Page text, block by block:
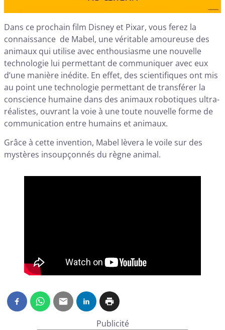
Dans ce prochain film Disney et Pixar, vous ferez la
connaissance de Mabel, une véritable amoureuse des
animaux qui utilise avec enthousiasme une nouvelle
technologie lui permettant de communiquer avec eux
d’une manière inédite. En effet, des scientifiques ont mis
au point une technologie permettant de transférer la
conscience humaine dans des animaux robotiques ultra-
réalistes, ouvrant la voie à une toute nouvelle forme de
communication entre humains et animaux.
Grâce à cette invention, Mabel lèvera le voile sur des
mystères insoupçonnés du règne animal.
Publicité